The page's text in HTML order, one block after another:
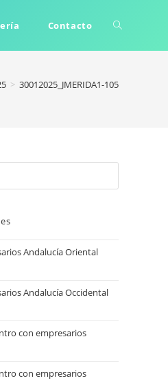
Contacto Alternar
> 30012025_JMERIDA1-105
Andalucía Oriental
Andalucía Occidental
con empresarios
con empresarios